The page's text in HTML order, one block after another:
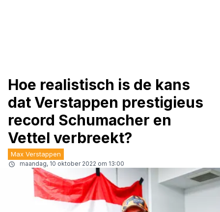
Hoe realistisch is de kans
dat Verstappen prestigieus
record Schumacher en
Vettel verbreekt?
Max Verstappen
maandag, 10 oktober 2022 om 13:00